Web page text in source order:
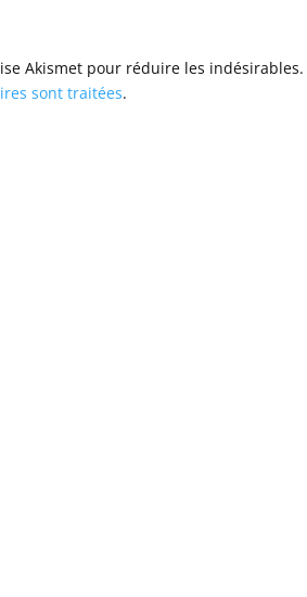
Akismet pour réduire les indésirables.
sont traitées.